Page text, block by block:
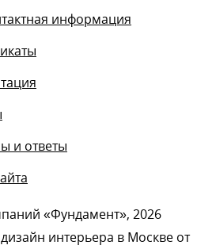
информация
и ответы
«Фундамент», 2026
интерьера в Москве от